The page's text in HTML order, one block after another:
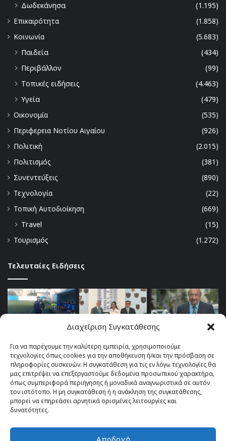
Διαχείριση Συγκατάθεσης
Για να παρέχουμε την καλύτερη εμπειρία, χρησιμοποιούμε
τεχνολογίες όπως cookies για την αποθήκευση ή/και την πρόσβαση σε
πληροφορίες συσκευών. Η συγκατάθεση για τις εν λόγω τεχνολογίες θα
μας επιτρέψει να επεξεργαστούμε δεδομένα προσωπικού χαρακτήρα,
όπως συμπεριφορά περιήγησης ή μοναδικά αναγνωριστικά σε αυτόν
τον ιστότοπο. Η μη συγκατάθεση ή η ανάκληση της συγκατάθεσης,
μπορεί να επηρεάσει αρνητικά ορισμένες λειτουργίες και
δυνατότητες.
Αποδοχή
Δωδεκάνησα
(1.195)
Επικαιρότητα
(1.858)
Κοινωνία
(5.683)
Παιδεία
(434)
Περιβάλλον
(99)
Τοπικές ειδήσεις
(4.463)
Υγεία
(479)
Οικονομία
(535)
Περιφερεια Νοτίου Αιγαίου
(926)
Πολιτική
(2.015)
Πολιτισμός
(381)
Συνεντεύξεις
(890)
Τεχνολογία
(22)
Τοπική Αυτοδιοίκηση
(669)
Travel
(15)
Τουρισμός
(1.272)
Τελευταίες Ειδήσεις